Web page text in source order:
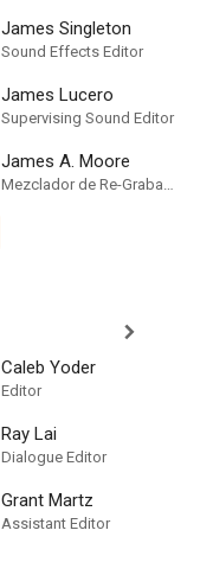
James Singleton
Sound Effects Editor
James Lucero
Supervising Sound Editor
James A. Moore
Mezclador de Re-Grabación de Sonido
Caleb Yoder
Editor
Ray Lai
Dialogue Editor
Grant Martz
Assistant Editor